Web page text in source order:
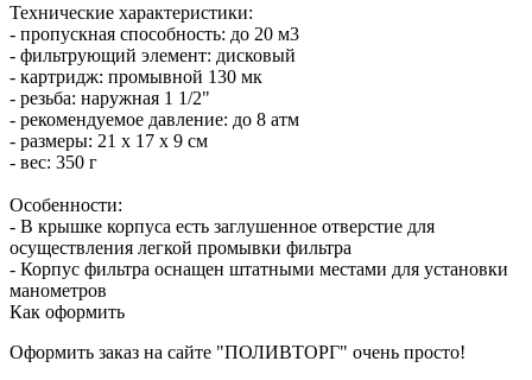
Технические характеристики:
- пропускная способность: до 20 м3
- фильтрующий элемент: дисковый
- картридж: промывной 130 мк
- резьба: наружная 1 1/2"
- рекомендуемое давление: до 8 атм
- размеры: 21 х 17 х 9 см
- вес: 350 г
Особенности:
- В крышке корпуса есть заглушенное отверстие для
осуществления легкой промывки фильтра
- Корпус фильтра оснащен штатными местами для установки
манометров
Как оформить
Оформить заказ на сайте "ПОЛИВТОРГ" очень просто!